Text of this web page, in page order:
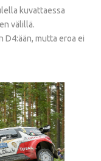
kuvattaessa
välillä.
D4:ään, mutta eroa ei